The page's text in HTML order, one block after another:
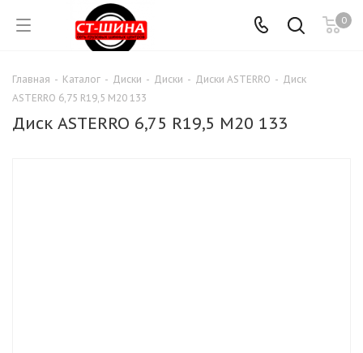
0
Главная - Каталог - Диски - Диски - Диски ASTERRO - Диск
ASTERRO 6,75 R19,5 M20 133
Диск ASTERRO 6,75 R19,5 M20 133